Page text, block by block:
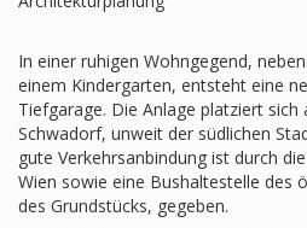
In einer ruhigen Wohngegend,
einem Kindergarten, entsteht eine
Tiefgarage. Die Anlage platziert sich
Schwadorf, unweit der südlichen
gute Verkehrsanbindung ist durch
Wien sowie eine Bushaltestelle des
des Grundstücks, gegeben.